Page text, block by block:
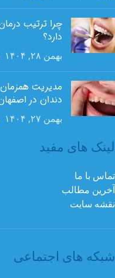
چرا ترتیب
دارد؟
بهمن ۲۸, ۱۴۰۴
مدیریت همزمان
دندان در
بهمن ۲۷, ۱۴۰۴
لینک های مفید
تماس با ما
آخرین مطالب
نقشه سایت
شبکه های اجتماعی